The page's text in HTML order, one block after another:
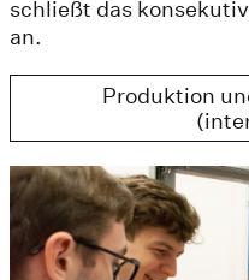
schließt das
an.
Produktion